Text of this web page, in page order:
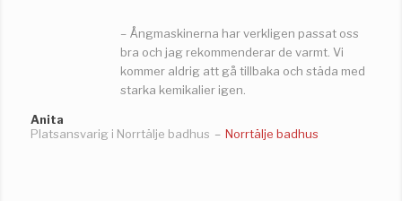
– Ångmaskinerna har verkligen passat oss
bra och jag rekommenderar de varmt. Vi
kommer aldrig att gå tillbaka och städa med
starka kemikalier igen.
Anita
Platsansvarig i Norrtälje badhus – Norrtälje badhus